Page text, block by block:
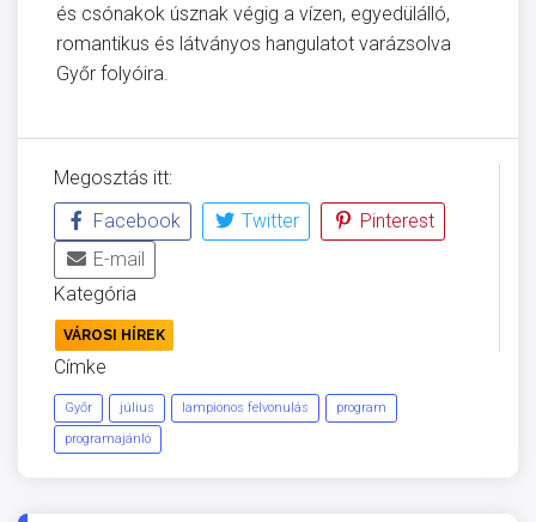
és csónakok úsznak végig a vízen, egyedülálló,
romantikus és látványos hangulatot varázsolva
Győr folyóira.
Megosztás itt:
Facebook
Twitter
Pinterest
E-mail
Kategória
VÁROSI HÍREK
Címke
Győr július lampionos felvonulás
program
programajánló